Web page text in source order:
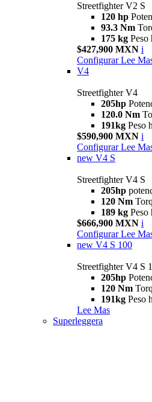
Streetfighter V2 S
120 hp
93.3 Nm
175 kg Peso
$427,900 MXN i
Configurar Lee
V4
Streetfighter V4
205hp
120.0 Nm
191kg Peso
$590,900 MXN i
Configurar Lee
new V4 S
Streetfighter V4 S
205hp
120 Nm
189 kg Peso
$666,900 MXN i
Configurar Lee
new V4 S 100
Streetfighter V4 S
205hp
120 Nm
191kg Peso
Lee Mas
Superleggera